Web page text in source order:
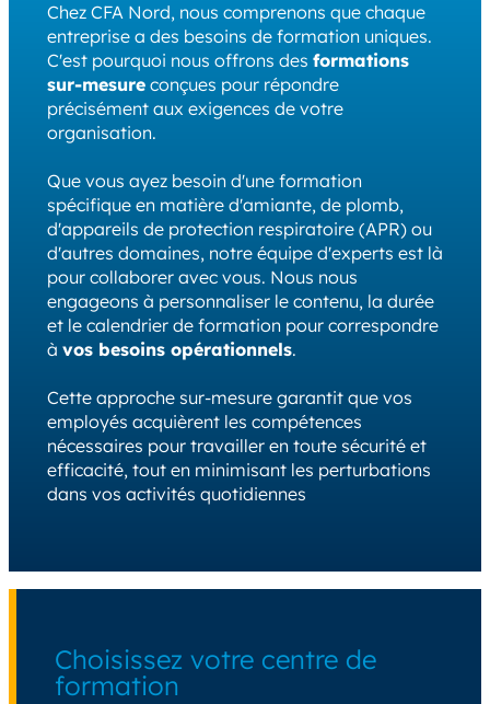
Chez CFA Nord, nous comprenons que chaque
entreprise a des besoins de formation uniques.
C'est pourquoi nous offrons des formations
sur-mesureconçues pour répondre
précisément aux exigences de votre
organisation.
Que vous ayez besoin d'une formation
spécifique en matière d'amiante, de plomb,
d'appareils de protection respiratoire (APR) ou
d'autres domaines, notre équipe d'experts est là
pour collaborer avec vous. Nous nous
engageons à personnaliser le contenu, la durée
et le calendrier de formation pour correspondre
à vos besoins opérationnels.
Cette approche sur-mesure garantit que vos
employés acquièrent les compétences
nécessaires pour travailler en toute sécurité et
efficacité, tout en minimisant les perturbations
dans vos activités quotidiennes
Choisissez votre centre de
formation